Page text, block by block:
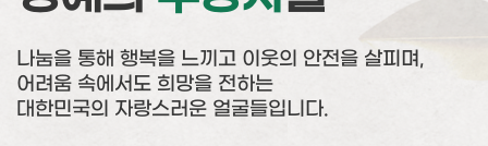
나눔을 통해 행복을 느끼고 이웃의 안전을 살피며,
어려움 속에서도 희망을 전하는
대한민국의 자랑스러운 얼굴들입니다.